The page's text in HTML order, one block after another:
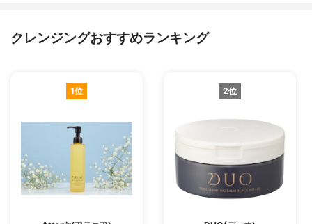
クレンジングおすすめランキング
1位 2位